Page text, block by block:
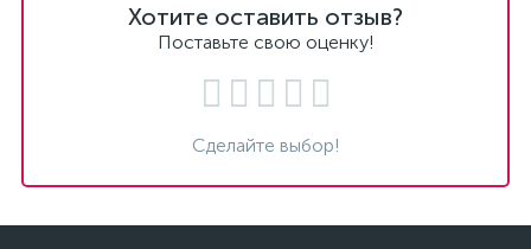
Хотите оставить отзыв?
Поставьте свою оценку!
Сделайте выбор!